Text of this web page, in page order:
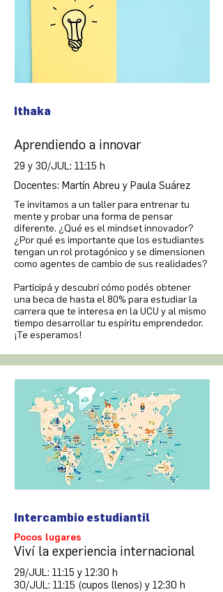
Ithaka
Aprendiendo a innovar
29 y 30/JUL: 11:15 h
Docentes: Martín Abreu y Paula Suárez
Te invitamos a un taller para entrenar tu
mente y probar una forma de pensar
diferente. ¿Qué es el mindset innovador?
¿Por qué es importante que los estudiantes
tengan un rol protagónico y se dimensionen
como agentes de cambio de sus realidades?
Participá y descubrí cómo podés obtener
una beca de hasta el 80% para estudiar la
carrera que te interesa en la UCU y al mismo
tiempo desarrollar tu espíritu emprendedor.
¡Te esperamos!
Intercambio estudiantil
Pocos lugares
Viví la experiencia internacional
29/JUL: 11:15 y 12:30 h
30/JUL: 11:15 (cupos llenos) y 12:30 h